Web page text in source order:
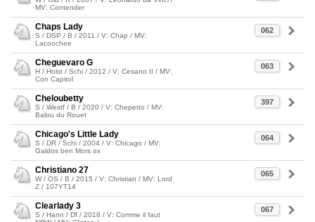
MV: Contender
062
Chaps Lady
S / DSP / B / 2011 / V: Chap / MV:
Lacoochee
063
Cheguevaro G
H / Holst / Schi / 2012 / V: Cesano II / MV:
Con Capitol
397
Cheloubetty
S / Westf / B / 2020 / V: Chepetto / MV:
Balou du Rouet
064
Chicago's Little Lady
S / DR / Schi / 2004 / V: Chicago / MV:
Galdos ben Mors ox
065
Christiano 27
W / OS / B / 2015 / V: Christian / MV: Lord
Z / 107YT14
067
Clearlady 3
S / Hann / Df / 2018 / V: Comme il faut